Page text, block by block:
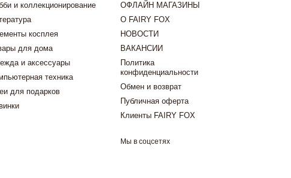
и коллекционирование
косплея
для дома
и аксессуары
техника
для подарков
ОФЛАЙН МАГАЗИНЫ
О FAIRY FOX
НОВОСТИ
ВАКАНСИИ
Политика
конфиденциальности
Обмен и возврат
Публичная оферта
Клиенты FAIRY FOX
Мы в соцсетях